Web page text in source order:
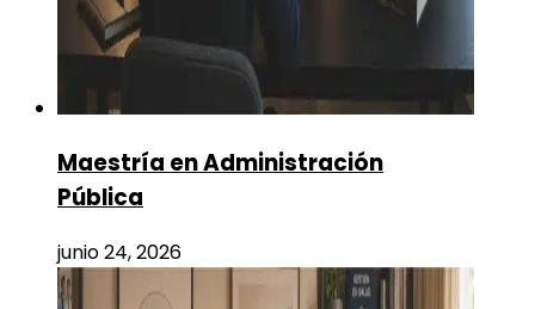
Maestría en Administración
Pública
junio 24, 2026